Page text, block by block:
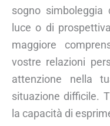
sogno
luce o di
maggiore
vostre relazioni
attenzione nella
situazione difficile.
la capacità di